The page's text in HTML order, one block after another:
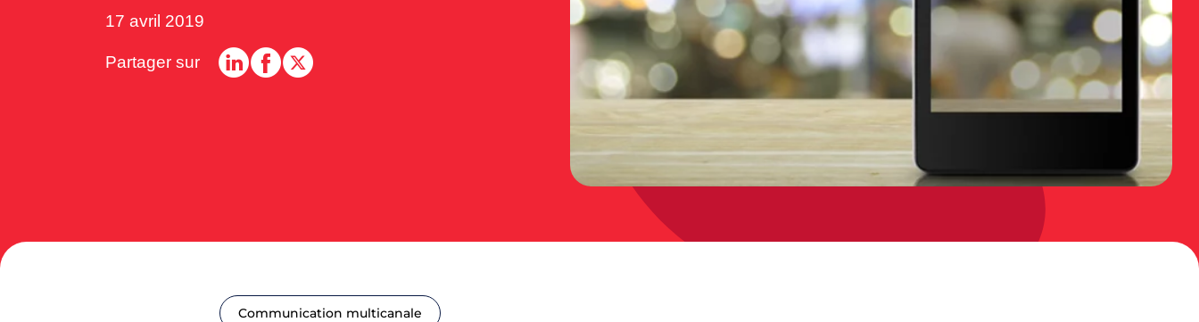
17 avril 2019
Partager sur
Communication multicanale